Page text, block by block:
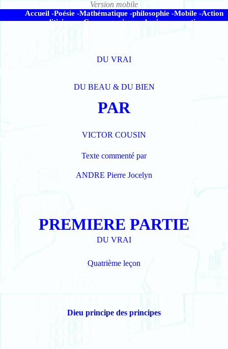
Accueil -Poésie -Mathématique -philosophie -Mobile -Action
politicienne -Cours en science physique acoustique
DU VRAI
DU BEAU & DU BIEN
PAR
VICTOR COUSIN
Texte commenté par
ANDRE Pierre Jocelyn
PREMIERE PARTIE
DU VRAI
Quatrième leçon
Dieu principe des principes